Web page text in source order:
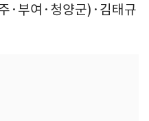
·부여·청양군)·김태규